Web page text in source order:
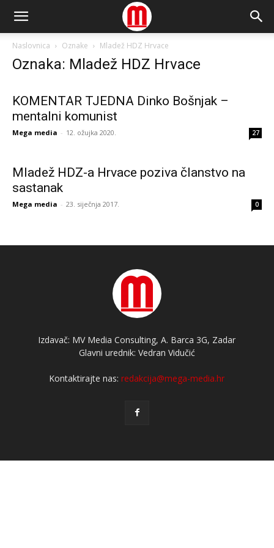
Naslovnica Oznake Mladež HDZ Hrvace
Oznaka: Mladež HDZ Hrvace
KOMENTAR TJEDNA Dinko Bošnjak –
mentalni komunist
Mega media - 12. ožujka 2020. 27
Mladež HDZ-a Hrvace poziva članstvo na
sastanak
Mega media - 23. siječnja 2017. 0
Izdavač: MV Media Consulting, A. Barca 3G, Zadar
Glavni urednik: Vedran Vidučić
Kontaktirajte nas:redakcija@mega-media.hr